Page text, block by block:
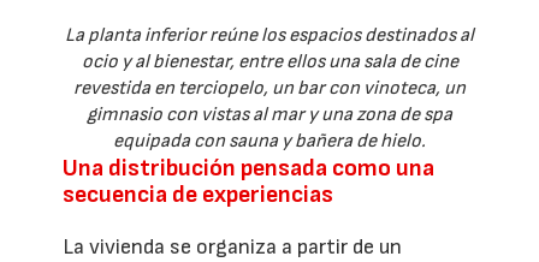
La planta inferior reúne los espacios destinados al
ocio y al bienestar, entre ellos una sala de cine
revestida en terciopelo, un bar con vinoteca, un
gimnasio con vistas al mar y una zona de spa
equipada con sauna y bañera de hielo.
Una distribución pensada como una
secuencia de experiencias
La vivienda se organiza a partir de un